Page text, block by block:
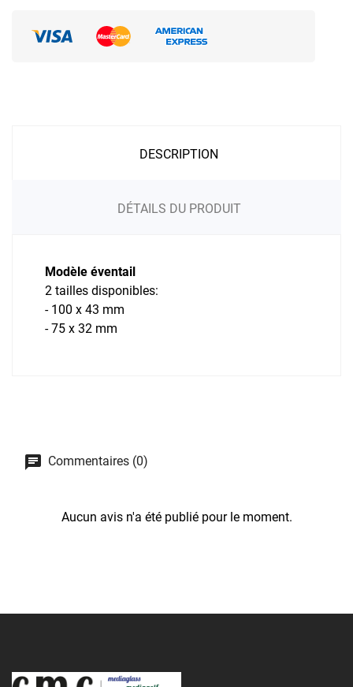
DESCRIPTION
DÉTAILS DU PRODUIT
Modèle éventail
2 tailles disponibles:
- 100 x 43 mm
- 75 x 32 mm
Commentaires (0)
Aucun avis n'a été publié pour le moment.